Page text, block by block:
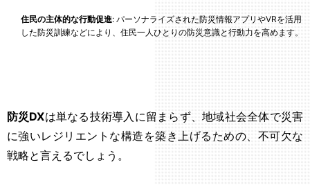
住民の主体的な行動促進: パーソナライズされた防災情報アプリやVRを活用
した防災訓練などにより、住民一人ひとりの防災意識と行動力を高めます。
防災DXは単なる技術導入に留まらず、地域社会全体で災害
に強いレジリエントな構造を築き上げるための、不可欠な
戦略と言えるでしょう。